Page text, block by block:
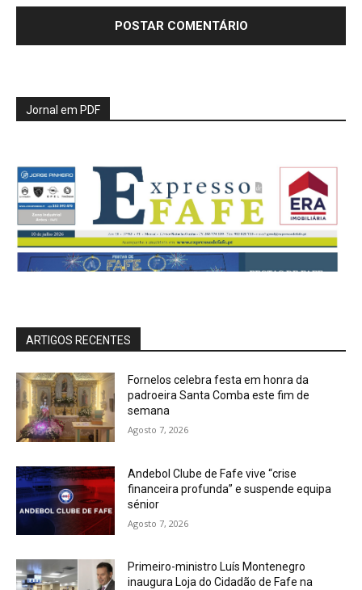
Jornal em PDF
ARTIGOS RECENTES
Fornelos celebra festa em honra da
padroeira Santa Comba este fim de
semana
Agosto 7, 2026
Andebol Clube de Fafe vive “crise
financeira profunda” e suspende equipa
sénior
Agosto 7, 2026
Primeiro-ministro Luís Montenegro
inaugura Loja do Cidadão de Fafe na